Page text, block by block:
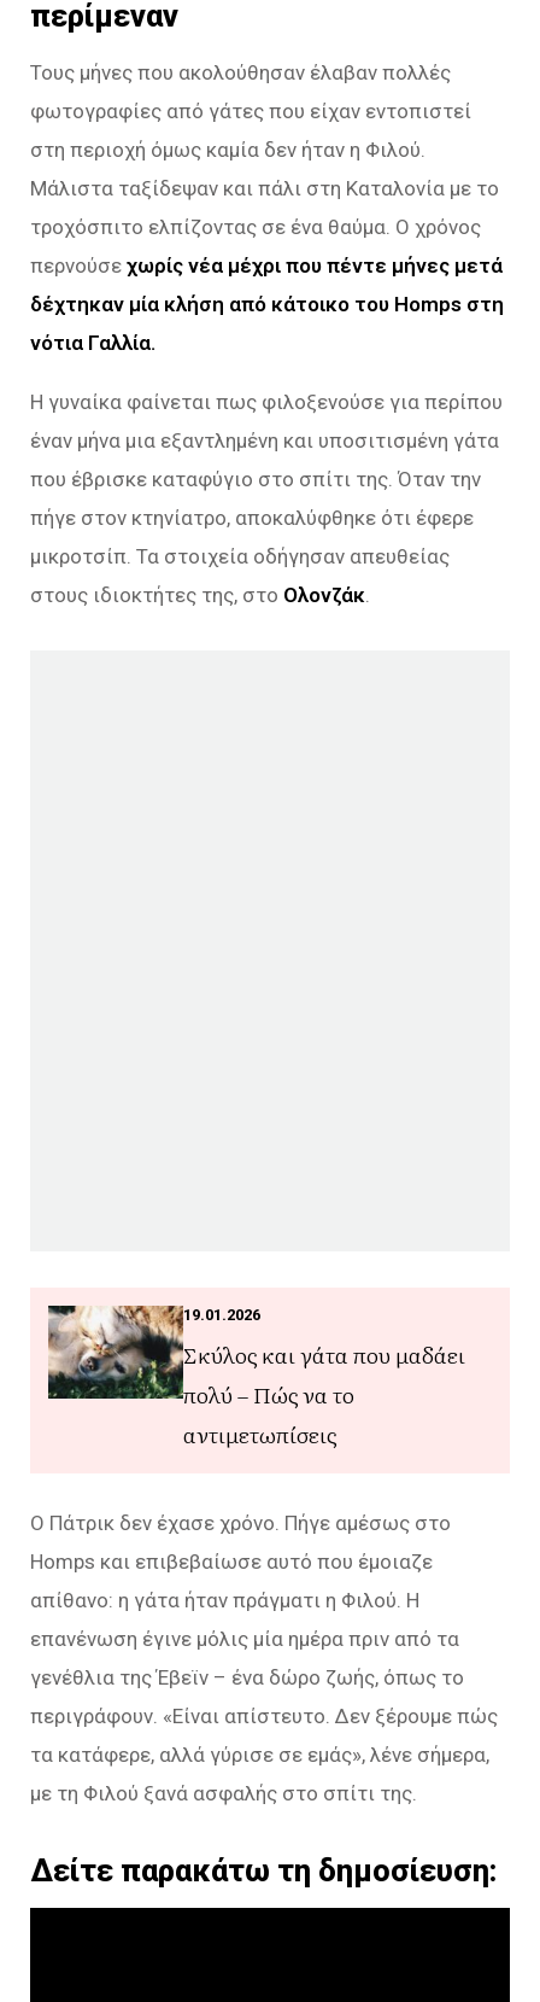
περίμεναν
Τους μήνες που ακολούθησαν έλαβαν πολλές
φωτογραφίες από γάτες που είχαν εντοπιστεί
στη περιοχή όμως καμία δεν ήταν η Φιλού.
Μάλιστα ταξίδεψαν και πάλι στη Καταλονία με το
τροχόσπιτο ελπίζοντας σε ένα θαύμα. Ο χρόνος
περνούσε χωρίς νέα μέχρι που πέντε μήνες μετά
δέχτηκαν μία κλήση από κάτοικο του Homps στη
νότια Γαλλία.
Η γυναίκα φαίνεται πως φιλοξενούσε για περίπου
έναν μήνα μια εξαντλημένη και υποσιτισμένη γάτα
που έβρισκε καταφύγιο στο σπίτι της. Όταν την
πήγε στον κτηνίατρο, αποκαλύφθηκε ότι έφερε
μικροτσίπ. Τα στοιχεία οδήγησαν απευθείας
στους ιδιοκτήτες της, στο Ολονζάκ
19.01.2026
Σκύλος και γάτα που μαδάει
πολύ – Πώς να το
αντιμετωπίσεις
Ο Πάτρικ δεν έχασε χρόνο. Πήγε αμέσως στο
Homps και επιβεβαίωσε αυτό που έμοιαζε
απίθανο: η γάτα ήταν πράγματι η Φιλού. Η
επανένωση έγινε μόλις μία ημέρα πριν από τα
γενέθλια της Έβεϊν – ένα δώρο ζωής, όπως το
περιγράφουν. «Είναι απίστευτο. Δεν ξέρουμε πώς
τα κατάφερε, αλλά γύρισε σε εμάς», λένε σήμερα,
με τη Φιλού ξανά ασφαλής στο σπίτι της.
Δείτε παρακάτω τη δημοσίευση: